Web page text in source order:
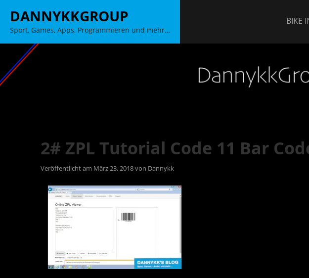
Inhalt
springen
DANNYKKGROUP
Sport, Games, Apps, Programmieren und mehr…
BIKE
2# ZPL Tutorial Code 11 Bar
Veröffentlicht am März 23, 2018von Dannykk